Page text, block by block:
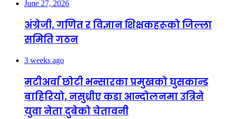
June 27, 2026
अंग्रेजी, गणित र विज्ञान शिक्षकहरूको जिल्ला
समिति गठन
3 weeks ago
मटीअर्वा छोटी भन्सारका प्रमुखको घुसकान्ड
बाहिरियो, नसुध्रीए कडा आन्दोलनमा उत्रिने
युवा नेता दुबेको चेतावनी